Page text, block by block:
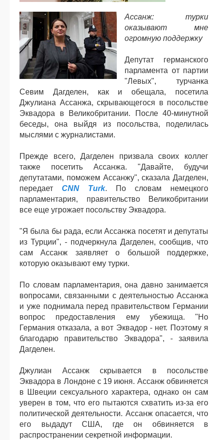
Ассанж: турки
оказывают мне
огромную поддержку
Депутат германского
парламента от партии
"Левых", турчанка
Севим Дагделен, как и обещала, посетила
Джулиана Ассанжа, скрывающегося в посольстве
Эквадора в Великобритании. После 40-минутной
беседы, она выйдя из посольства, поделилась
мыслями с журналистами.
Прежде всего, Дагделен призвала своих коллег
также посетить Ассанжа. "Давайте, будучи
депутатами, поможем Ассанжу", сказала Дагделен,
передает CNN Turk. По словам немецкого
парламентария, правительство Великобритании
все еще угрожает посольству Эквадора.
"Я была бы рада, если Ассанжа посетят и депутаты
из Турции", - подчеркнула Дагделен, сообщив, что
сам Ассанж заявляет о большой поддержке,
которую оказывают ему турки.
По словам парламентария, она давно занимается
вопросами, связанными с деятельностью Ассанжа
и уже поднимала перед правительством Германии
вопрос предоставления ему убежища. "Но
Германия отказала, а вот Эквадор - нет. Поэтому я
благодарю правительство Эквадора", - заявила
Дагделен.
Джулиан Ассанж скрывается в посольстве
Эквадора в Лондоне с 19 июня. Ассанж обвиняется
в Швеции сексуального характера, однако он сам
уверен в том, что его пытаются схватить из-за его
политической деятельности. Ассанж опасается, что
его выдадут США, где он обвиняется в
распространении секретной информации.